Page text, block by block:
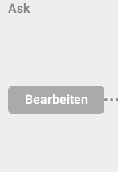
Ask
Bearbeiten